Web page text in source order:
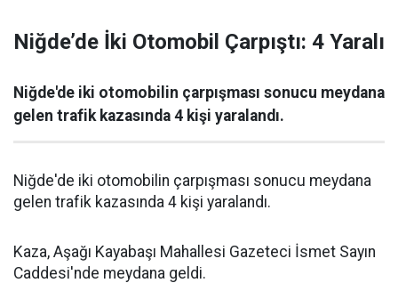
Niğde’de İki Otomobil Çarpıştı: 4 Yaralı
Niğde'de iki otomobilin çarpışması sonucu meydana
gelen trafik kazasında 4 kişi yaralandı.
Niğde'de iki otomobilin çarpışması sonucu meydana
gelen trafik kazasında 4 kişi yaralandı.
Kaza, Aşağı Kayabaşı Mahallesi Gazeteci İsmet Sayın
Caddesi'nde meydana geldi.